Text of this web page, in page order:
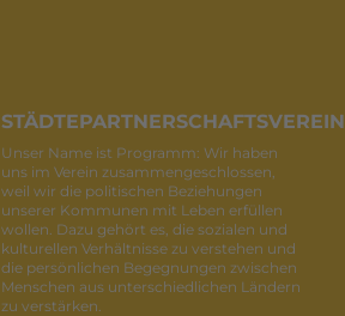
STÄDTEPARTNERSCHAFTSVEREIN
Unser Name ist Programm: Wir haben
uns im Verein zusammengeschlossen,
weil wir die politischen Beziehungen
unserer Kommunen mit Leben erfüllen
wollen. Dazu gehört es, die sozialen und
kulturellen Verhältnisse zu verstehen und
die persönlichen Begegnungen zwischen
Menschen aus unterschiedlichen Ländern
zu verstärken.